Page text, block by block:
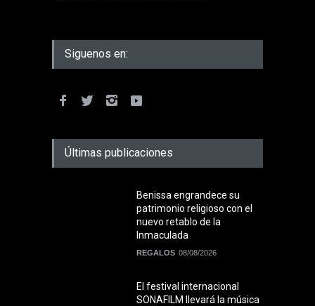
Siguenos en:
Últimas publicaciones
Benissa engrandece su
patrimonio religioso con el
nuevo retablo de la
Inmaculada
REGALOS 08/08/2026
El festival internacional
SONAFILM llevará la música